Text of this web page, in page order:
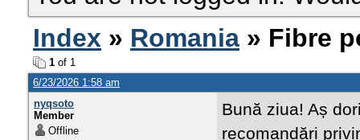
Index » Romania » Fibre
1 of 1
6/23/2026 1:58 am
nyqsoto
Member
Offline
Bună ziua! Aș
recomandări